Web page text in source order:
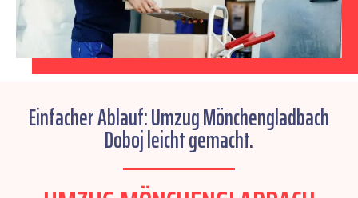
Einfacher Ablauf: Umzug Mönchengladbach
Doboj leicht gemacht.